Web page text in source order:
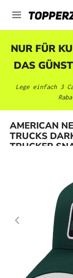
springen
NUR FÜR
DAS
Lege einfach 3
AMERICAN
TRUCKS
TRUCKER
Bildergalerie